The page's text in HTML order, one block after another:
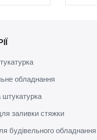
обладнання
заливки стяжки
будівельного обладнання